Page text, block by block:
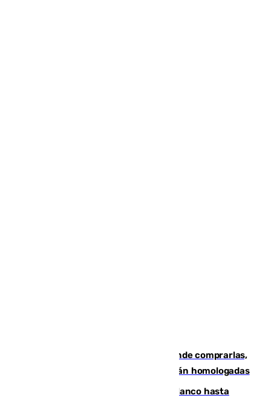
Gafas para el eclipse solar 2026: dónde comprarlas,
dónde conseguirlas y cómo saber si están homologadas
Vinícius Júnior seguirá vestido de blanco hasta